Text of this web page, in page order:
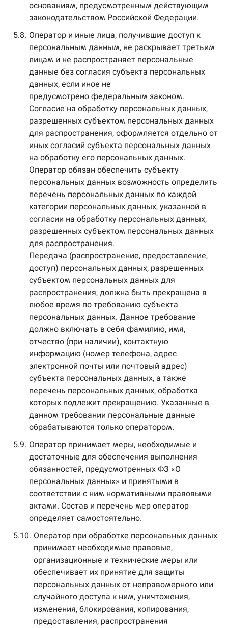
основаниям, предусмотренным действующим
законодательством Российской Федерации.
5.8. Оператор и иные лица, получившие доступ к
персональным данным, не раскрывает третьим
лицам и не распространяет персональные
данные без согласия субъекта персональных
данных, если иное не
предусмотрено федеральным законом.
Согласие на обработку персональных данных,
разрешенных субъектом персональных данных
для распространения, оформляется отдельно от
иных согласий субъекта персональных данных
на обработку его персональных данных.
Оператор обязан обеспечить субъекту
персональных данных возможность определить
перечень персональных данных по каждой
категории персональных данных, указанной в
согласии на обработку персональных данных,
разрешенных субъектом персональных данных
для распространения.
Передача (распространение, предоставление,
доступ) персональных данных, разрешенных
субъектом персональных данных для
распространения, должна быть прекращена в
любое время по требованию субъекта
персональных данных. Данное требование
должно включать в себя фамилию, имя,
отчество (при наличии), контактную
информацию (номер телефона, адрес
электронной почты или почтовый адрес)
субъекта персональных данных, а также
перечень персональных данных, обработка
которых подлежит прекращению. Указанные в
данном требовании персональные данные
обрабатываются только оператором.
5.9. Оператор принимает меры, необходимые и
достаточные для обеспечения выполнения
обязанностей, предусмотренных ФЗ «О
персональных данных» и принятыми в
соответствии с ним нормативными правовыми
актами. Состав и перечень мер оператор
определяет самостоятельно.
5.10. Оператор при обработке персональных данных
принимает необходимые правовые,
организационные и технические меры или
обеспечивает их принятие для защиты
персональных данных от неправомерного или
случайного доступа к ним, уничтожения,
изменения, блокирования, копирования,
предоставления, распространения